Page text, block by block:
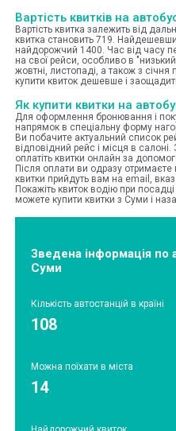
Вартість квитків на
Вартість квитка залежить від
квитка становить 719.
найдорожчий 1400. Час від часу
на свої рейси, особливо в
жовтні, листопаді, а також з
купити квиток дешевше і
Як купити квитки на
Для оформлення бронювання і
напрямок в спеціальну форму
Ви побачите актуальний список
відповідний рейс і місця в салоні.
оплатіть квитки онлайн за
Після оплати ви одразу отримаєте
квитки прийдуть вам на email,
Покажіть квиток водію при
можете купити квитки з Суми і
Зведена інформація по
Суми
Кількість автостанцій в країні
108
Можна поїхати в міста
14